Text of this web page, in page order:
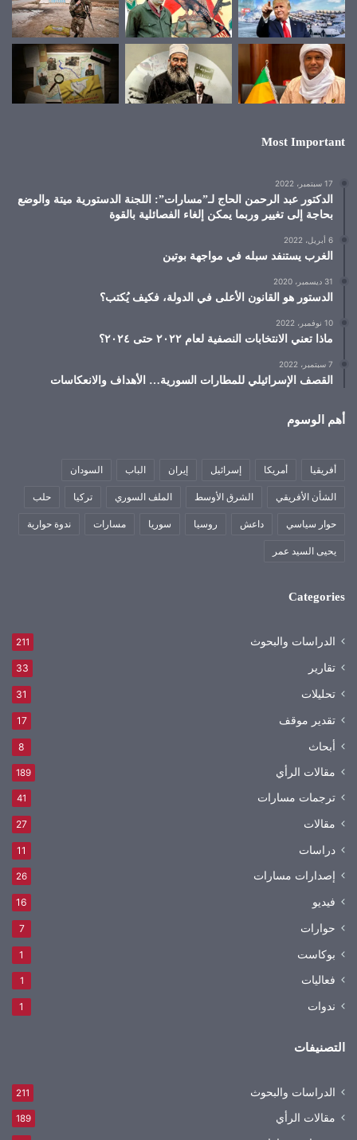
Most Important
17 سبتمبر، 2022
الدكتور عبد الرحمن الحاج لـ”مسارات”: اللجنة الدستورية ميتة والوضع
بحاجة إلى تغيير وربما يمكن إلغاء الفصائلية بالقوة
6 أبريل، 2022
الغرب يستنفد سبله في مواجهة بوتين
31 ديسمبر، 2020
الدستور هو القانون الأعلى في الدولة، فكيف يُكتب؟
10 نوفمبر، 2022
ماذا تعني الانتخابات النصفية لعام ٢٠٢٢ حتى ٢٠٢٤؟
7 سبتمبر، 2022
القصف الإسرائيلي للمطارات السورية… الأهداف والانعكاسات
أهم الوسوم
أفريقيا أمريكا إسرائيل إيران الباب السودان
الشأن الأفريقي الشرق الأوسط الملف السوري تركيا حلب
حوار سياسي داعش روسيا سوريا مسارات ندوة حوارية
يحيى السيد عمر
Categories
الدراسات والبحوث 211
تقارير 33
تحليلات 31
تقدير موقف 17
أبحاث 8
مقالات الرأي 189
ترجمات مسارات 41
مقالات 27
دراسات 11
إصدارات مسارات 26
فيديو 16
حوارات 7
بوكاست 1
فعاليات 1
ندوات 1
التصنيفات
الدراسات والبحوث 211
مقالات الرأي 189